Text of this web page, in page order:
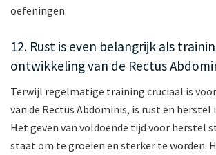
oefeningen.
12. Rust is even belangrijk als
ontwikkeling van de Rectus
Terwijl regelmatige training cruciaal is
van de Rectus Abdominis, is rust en
Het geven van voldoende tijd voor herstel
staat om te groeien en sterker te worden.